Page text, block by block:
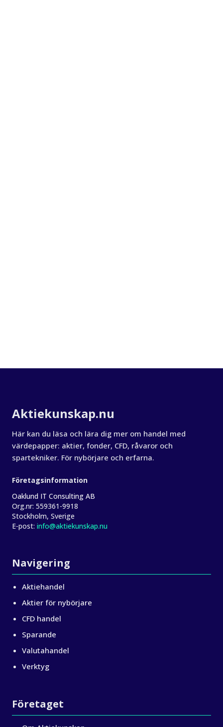
Aktiekunskap.nu
Här kan du läsa och lära dig mer om handel med
värdepapper: aktier, fonder, CFD, råvaror och
spartekniker. För nybörjare och erfarna.
Företagsinformation
Oaklund IT Consulting AB
Org.nr: 559361-9918
Stockholm, Sverige
E‑post: info@aktiekunskap.nu
Navigering
Aktiehandel
Aktier för nybörjare
CFD handel
Sparande
Valutahandel
Verktyg
Företaget